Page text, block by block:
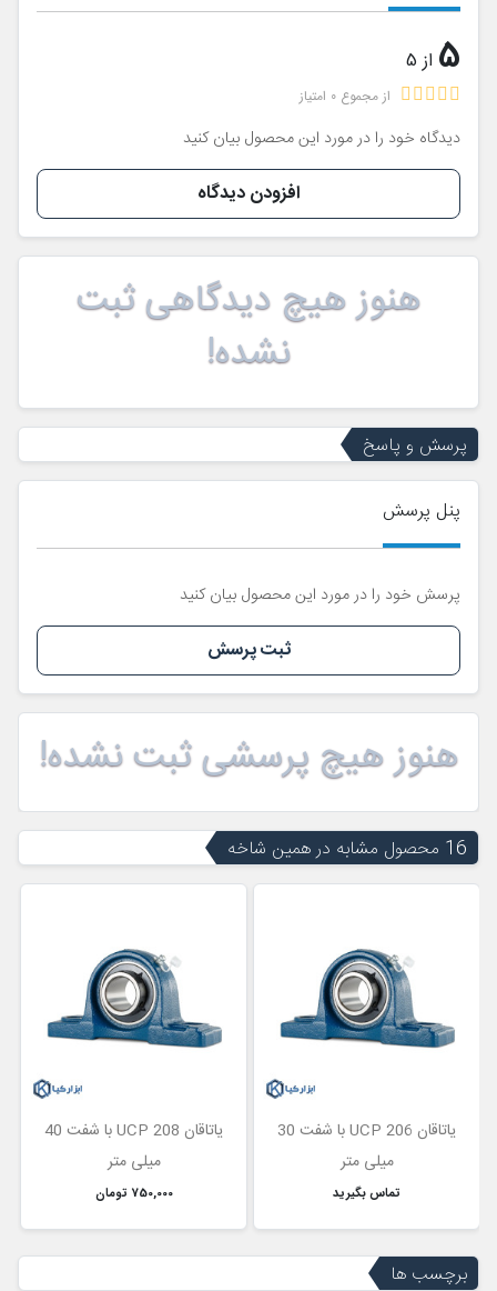
5 از 5
از مجموع 0 امتیاز
دیدگاه خود را در مورد این محصول بیان کنید
افزودن دیدگاه
هنوز هیچ دیدگاهی ثبت
نشده!
پرسش و پاسخ
پنل پرسش
پرسش خود را در مورد این محصول بیان کنید
ثبت پرسش
هنوز هیچ پرسشی ثبت نشده!
16 محصول مشابه در همین شاخه
یاتاقان UCP 206 با شفت 30
میلی متر
تماس بگیرید
یاتاقان UCP 208 با شفت 40
میلی متر
750,000 تومان
برچسب ها